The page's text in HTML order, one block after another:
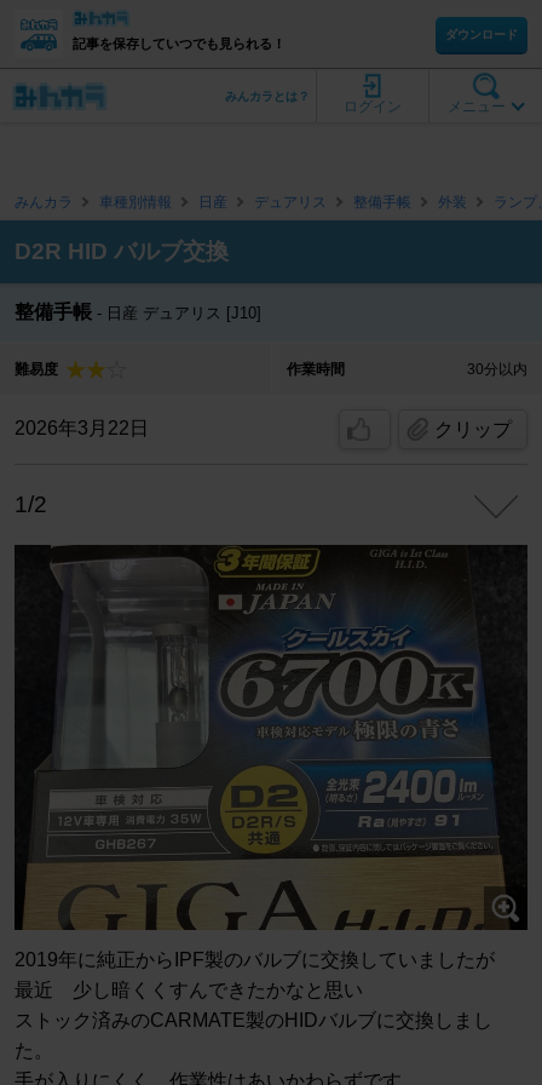
記事を保存していつでも見られる！
ダウンロード
メニュー
ログイン
みんカラとは？
みんカラ 車種別情報 日産 デュアリス 整備手帳 外装 ランプ
D2R HID バルブ交換
整備手帳 日産 デュアリス [J10]
難易度 作業時間 30分以内
2026年3月22日 クリップ
1/2
2019年に純正からIPF製のバルブに交換していましたが
最近 少し暗くくすんできたかなと思い
ストック済みのCARMATE製のHIDバルブに交換しまし
た。